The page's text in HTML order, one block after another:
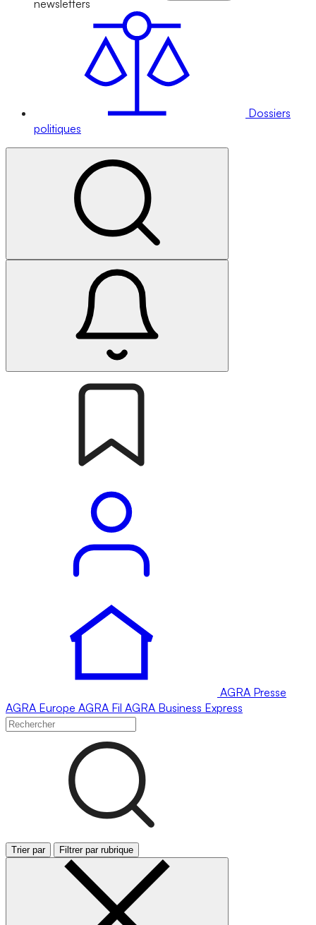
newsletters
Dossiers
politiques
AGRA Presse
AGRA Europe AGRA Fil AGRA Business Express
Trier par Filtrer par rubrique